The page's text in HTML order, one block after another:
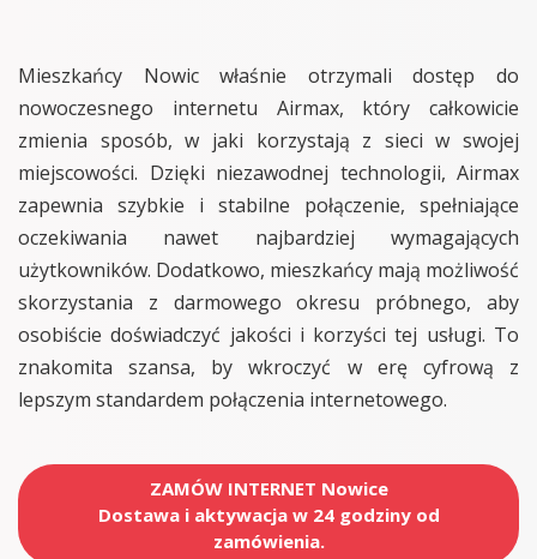
Mieszkańcy Nowic właśnie otrzymali dostęp do
nowoczesnego internetu Airmax, który całkowicie
zmienia sposób, w jaki korzystają z sieci w swojej
miejscowości. Dzięki niezawodnej technologii, Airmax
zapewnia szybkie i stabilne połączenie, spełniające
oczekiwania nawet najbardziej wymagających
użytkowników. Dodatkowo, mieszkańcy mają możliwość
skorzystania z darmowego okresu próbnego, aby
osobiście doświadczyć jakości i korzyści tej usługi. To
znakomita szansa, by wkroczyć w erę cyfrową z
lepszym standardem połączenia internetowego.
ZAMÓW INTERNET Nowice
Dostawa i aktywacja w 24 godziny od
zamówienia.